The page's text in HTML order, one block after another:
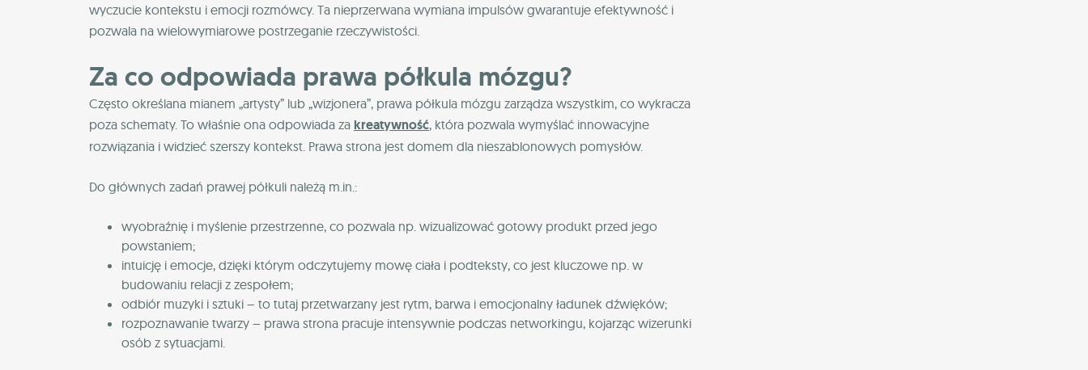
wyczucie kontekstu i emocji rozmówcy. Ta nieprzerwana wymiana impulsów gwarantuje efektywność i
pozwala na wielowymiarowe postrzeganie rzeczywistości.
Za co odpowiada prawa półkula mózgu?
Często określana mianem „artysty” lub „wizjonera”, prawa półkula mózgu zarządza wszystkim, co wykracza
poza schematy. To właśnie ona odpowiada za kreatywność, która pozwala wymyślać innowacyjne
rozwiązania i widzieć szerszy kontekst. Prawa strona jest domem dla nieszablonowych pomysłów.
Do głównych zadań prawej półkuli należą m.in.:
wyobraźnię i myślenie przestrzenne, co pozwala np. wizualizować gotowy produkt przed jego
powstaniem;
intuicję i emocje, dzięki którym odczytujemy mowę ciała i podteksty, co jest kluczowe np. w
budowaniu relacji z zespołem;
odbiór muzyki i sztuki – to tutaj przetwarzany jest rytm, barwa i emocjonalny ładunek dźwięków;
rozpoznawanie twarzy – prawa strona pracuje intensywnie podczas networkingu, kojarząc wizerunki
osób z sytuacjami.